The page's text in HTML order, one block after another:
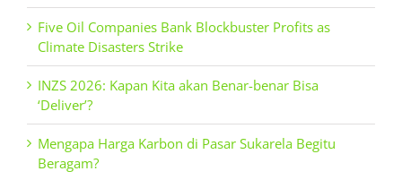
Five Oil Companies Bank Blockbuster Profits as
Climate Disasters Strike
INZS 2026: Kapan Kita akan Benar-benar Bisa
‘Deliver’?
Mengapa Harga Karbon di Pasar Sukarela Begitu
Beragam?